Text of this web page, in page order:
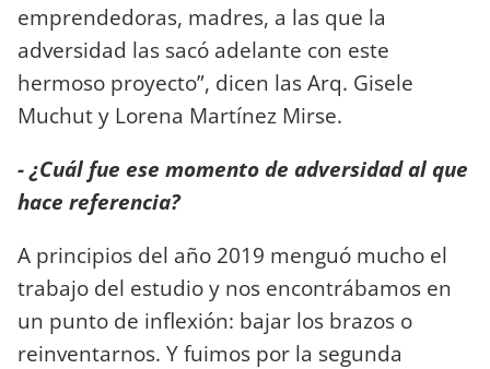
emprendedoras, madres, a las que la
adversidad las sacó adelante con este
hermoso proyecto”, dicen las Arq. Gisele
Muchut y Lorena Martínez Mirse.
- ¿Cuál fue ese momento de adversidad al que
hace referencia?
A principios del año 2019 menguó mucho el
trabajo del estudio y nos encontrábamos en
un punto de inflexión: bajar los brazos o
reinventarnos. Y fuimos por la segunda